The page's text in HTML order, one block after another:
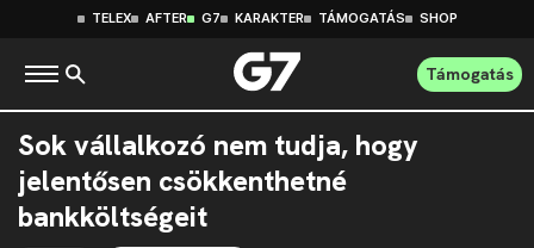
TELEX AFTER G7 KARAKTER TÁMOGATÁS SHOP
Támogatás
Sok vállalkozó nem tudja, hogy
jelentősen csökkenthetné
bankköltségeit